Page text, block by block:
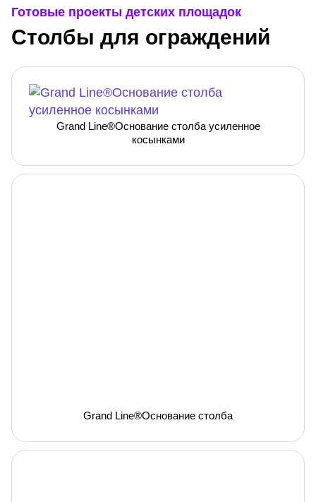
Готовые проекты детских площадок
Столбы для ограждений
Grand Line®Основание столба усиленное
косынками
Grand Line®Основание столба